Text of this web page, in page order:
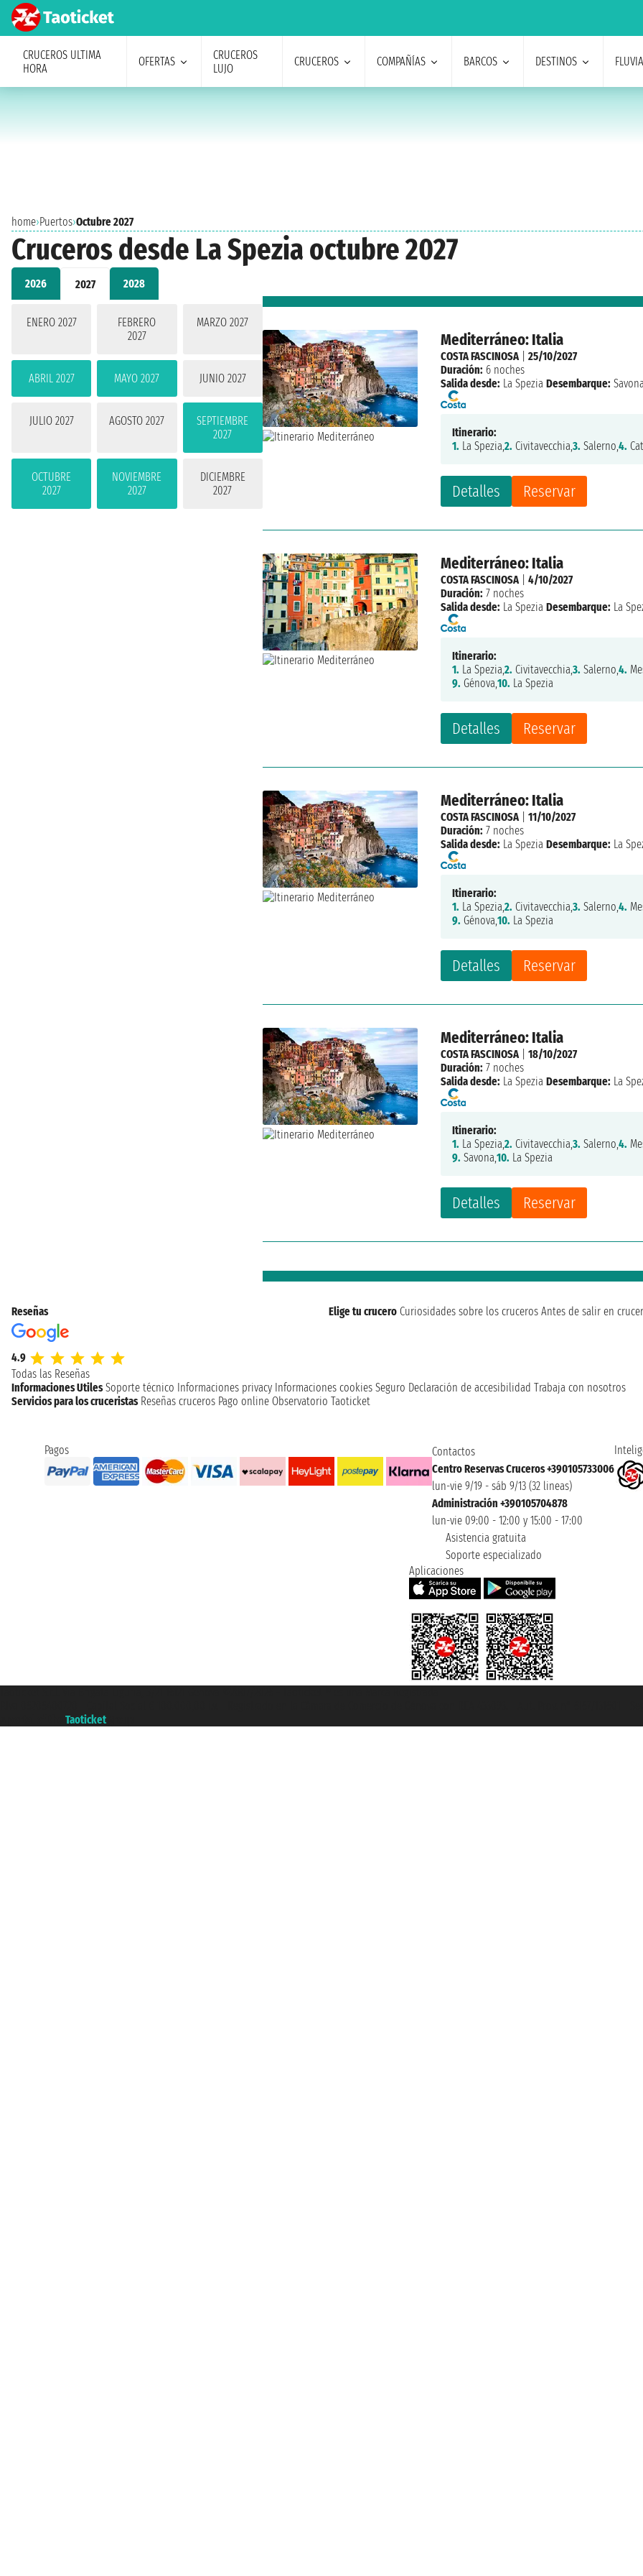
CRUCEROS ULTIMA
HORA
OFERTAS
CRUCEROS
LUJO
CRUCEROS COMPAÑÍAS BARCOS DESTINOS
home›Puertos›Octubre 2027
Cruceros desde La Spezia octubre 2027
2026 2027 2028
ENERO 2027
FEBRERO
2027
MARZO 2027
ABRIL 2027 MAYO 2027 JUNIO 2027
JULIO 2027 AGOSTO 2027
SEPTIEMBRE
2027
OCTUBRE
2027
NOVIEMBRE
2027
DICIEMBRE
2027
Mediterráneo: Italia
Detalles Reservar
COSTA FASCINOSA|25/10/2027
Duración: 6 noches
Salida desde: La Spezia Desembarque:
Itinerario:
1. La Spezia,2. Civitavecchia,3. Salerno,4.
Mediterráneo: Italia
Detalles Reservar
COSTA FASCINOSA|4/10/2027
Duración: 7 noches
Salida desde: La Spezia Desembarque: La
Itinerario:
1. La Spezia,2. Civitavecchia,3. Salerno,4.
9. Génova,10. La Spezia
Mediterráneo: Italia
Detalles Reservar
COSTA FASCINOSA|11/10/2027
Duración: 7 noches
Salida desde: La Spezia Desembarque: La
Itinerario:
1. La Spezia,2. Civitavecchia,3. Salerno,4.
9. Génova,10. La Spezia
Mediterráneo: Italia
Detalles Reservar
COSTA FASCINOSA|18/10/2027
Duración: 7 noches
Salida desde: La Spezia Desembarque: La
Itinerario:
1. La Spezia,2. Civitavecchia,3. Salerno,4.
9. Savona,10. La Spezia
Reseñas
4.9
Todas las Reseñas
Elige tu crucero Curiosidades sobre los cruceros Antes de salir en
Informaciones Utiles Soporte técnico Informaciones privacy Informaciones cookies Seguro Declaración de accesibilidad Trabaja con nosotros
Servicios para los cruceristas Reseñas cruceros Pago online Observatorio Taoticket
Pagos
Contactos
Centro Reservas Cruceros +390105733006
lun-vie 9/19 - sáb 9/13 (32 lineas)
Administración +390105704878
lun-vie 09:00 - 12:00 y 15:00 - 17:00
Asistencia gratuita
Soporte especializado
Aplicaciones
Taoticket